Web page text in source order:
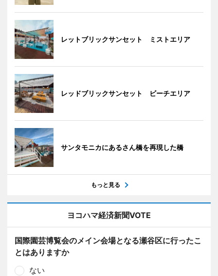
レットブリックサンセット ミストエリア
レッドブリックサンセット ビーチエリア
サンタモニカにあるさん橋を再現した橋
もっと見る
ヨコハマ経済新聞VOTE
国際園芸博覧会のメイン会場となる瀬谷区に行ったこ
とはありますか
ない